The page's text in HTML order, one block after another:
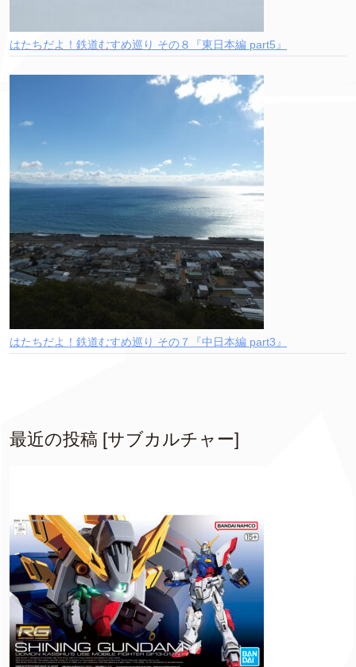
はたちだよ！鉄道むすめ巡り その８『東日本編 part5』
はたちだよ！鉄道むすめ巡り その７『中日本編 part3』
最近の投稿 [サブカルチャー]